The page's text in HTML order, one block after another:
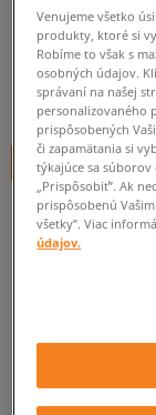
pánske, zimné
118€cena
+ 118 BODOV V
FARBAČIERNA
Venujeme všetko
produkty, ktoré si
Robíme to však s
osobných údajov.
správaní na našej
personalizovaného
prispôsobených
či zapamätania si
týkajúce sa
„Prispôsobiť”. Ak
prispôsobenú
všetky”. Viac
údajov.